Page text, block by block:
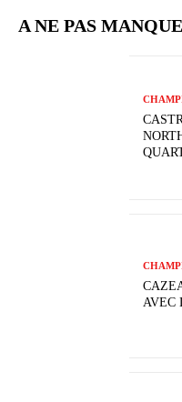
A NE PAS
AVEC